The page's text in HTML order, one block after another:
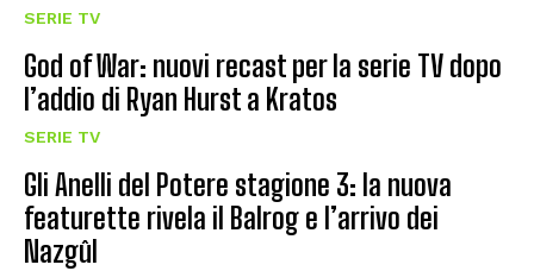
SERIE TV
God of War: nuovi recast per la serie TV dopo
l’addio di Ryan Hurst a Kratos
SERIE TV
Gli Anelli del Potere stagione 3: la nuova
featurette rivela il Balrog e l’arrivo dei
Nazgûl